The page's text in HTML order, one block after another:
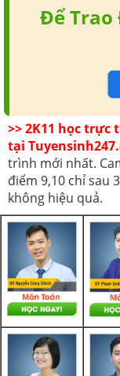
Để Trao
>> 2K11 học trực
tại
trình mới nhất.
điểm 9,10 chỉ sau
không hiệu quả.